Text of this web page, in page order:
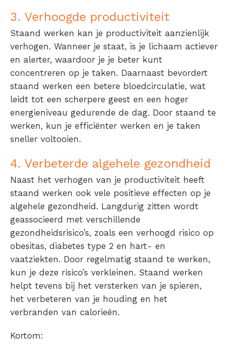
3. Verhoogde productiviteit
Staand werken kan je productiviteit aanzienlijk
verhogen. Wanneer je staat, is je lichaam actiever
en alerter, waardoor je je beter kunt
concentreren op je taken. Daarnaast bevordert
staand werken een betere bloedcirculatie, wat
leidt tot een scherpere geest en een hoger
energieniveau gedurende de dag. Door staand te
werken, kun je efficiënter werken en je taken
sneller voltooien.
4. Verbeterde algehele gezondheid
Naast het verhogen van je productiviteit heeft
staand werken ook vele positieve effecten op je
algehele gezondheid. Langdurig zitten wordt
geassocieerd met verschillende
gezondheidsrisico’s, zoals een verhoogd risico op
obesitas, diabetes type 2 en hart- en
vaatziekten. Door regelmatig staand te werken,
kun je deze risico’s verkleinen. Staand werken
helpt tevens bij het versterken van je spieren,
het verbeteren van je houding en het
verbranden van calorieën.
Kortom: